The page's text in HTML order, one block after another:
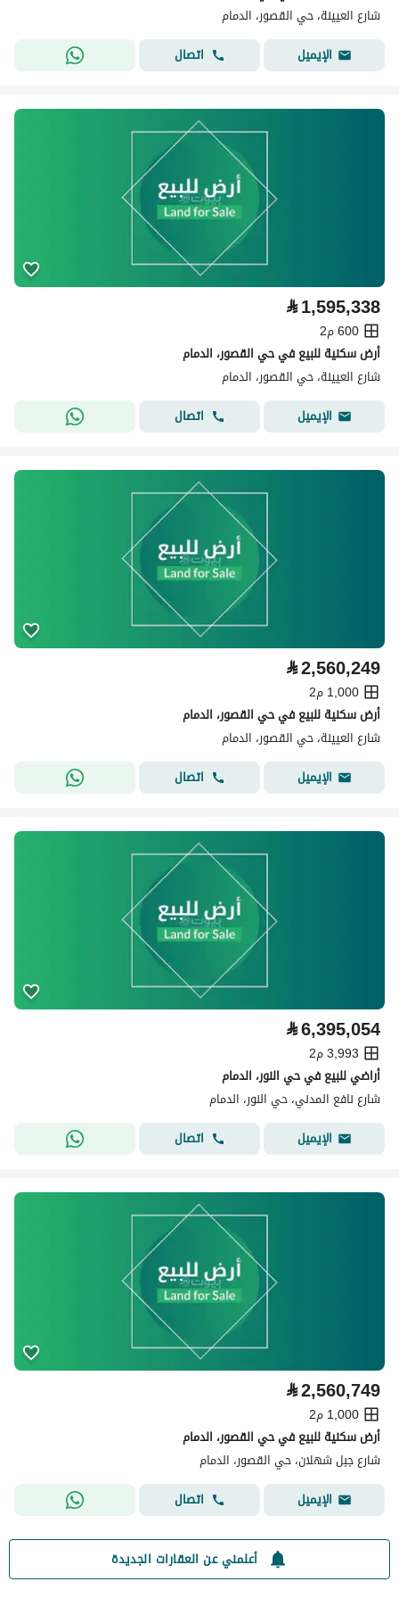
شارع العيينة، حي القصور، الدمام
الإيميل
اتصال
⃁1,595,338
600 م2
أرض سكنية للبيع في حي القصور، الدمام
شارع العيينة، حي القصور، الدمام
الإيميل
اتصال
⃁2,560,249
1,000 م2
أرض سكنية للبيع في حي القصور، الدمام
شارع العيينة، حي القصور، الدمام
الإيميل
اتصال
⃁6,395,054
3,993 م2
أراضي للبيع في حي النور، الدمام
شارع نافع المدني، حي النور، الدمام
الإيميل
اتصال
⃁2,560,749
1,000 م2
أرض سكنية للبيع في حي القصور، الدمام
شارع جبل شهلان، حي القصور، الدمام
الإيميل
اتصال
أعلمني عن العقارات الجديدة